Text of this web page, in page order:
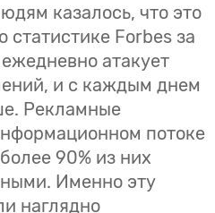
казалось, что это
статистике Forbes за
атакует
и с каждым днем
Рекламные
потоке
90% из них
Именно эту
наглядно